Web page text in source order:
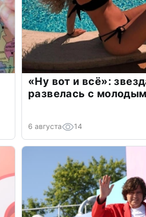
«Ну вот и всё»:
развелась с
6 августа 14